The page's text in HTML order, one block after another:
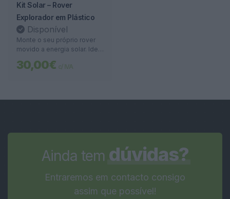
Kit Solar – Rover
Explorador em Plástico
Disponível
Monte o seu próprio rover
movido a energia solar. Ideal
sustentabilidade com
30,00€ c/ IVA
Ainda tem dúvidas?
Entraremos em contacto consigo
assim que possível!